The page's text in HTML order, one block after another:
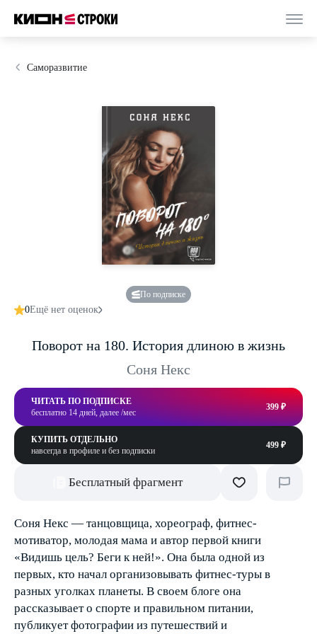
Саморазвитие
По подписке
0Ещё нет оценок
Поворот на 180. История длиною в жизнь
Соня Некс
ЧИТАТЬ ПО ПОДПИСКЕ
бесплатно 14 дней, далее /мес
399 ₽
КУПИТЬ ОТДЕЛЬНО
навсегда в профиле и без подписки
499 ₽
Бесплатный фрагмент
Соня Некс — танцовщица, хореограф, фитнес-
мотиватор, молодая мама и автор первой книги
«Видишь цель? Беги к ней!». Она была одной из
первых, кто начал организовывать фитнес-туры в
разных уголках планеты. В своем блоге она
рассказывает о спорте и правильном питании,
публикует фотографии из путешествий и